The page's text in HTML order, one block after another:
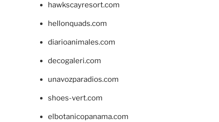
hawkscayresort.com
hellonquads.com
diarioanimales.com
decogaleri.com
unavozparadios.com
shoes-vert.com
elbotanicopanama.com